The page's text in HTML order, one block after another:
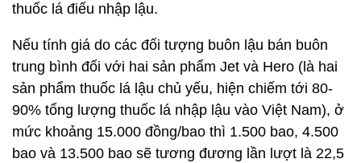
thuốc lá điếu nhập lậu.
Nếu tính giá do các đối tượng buôn lậu bán buôn
trung bình đối với hai sản phẩm Jet và Hero (là hai
sản phẩm thuốc lá lậu chủ yếu, hiện chiếm tới 80-
90% tổng lượng thuốc lá nhập lậu vào Việt Nam), ở
mức khoảng 15.000 đồng/bao thì 1.500 bao, 4.500
bao và 13.500 bao sẽ tương đương lần lượt là 22,5